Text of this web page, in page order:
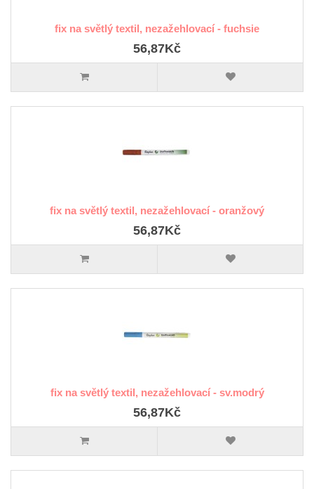
fix na světlý textil, nezažehlovací - fuchsie
56,87Kč
fix na světlý textil, nezažehlovací - oranžový
56,87Kč
fix na světlý textil, nezažehlovací - sv.modrý
56,87Kč